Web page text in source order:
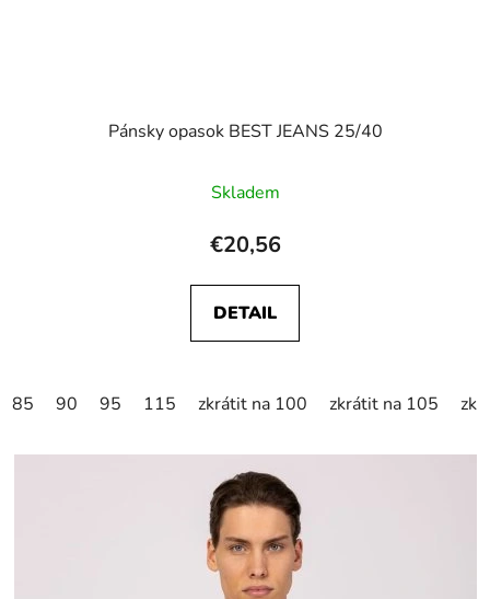
Pánsky opasok BEST JEANS 25/40
Skladem
€20,56
DETAIL
85 90 95 115 zkrátit na 100 zkrátit na 105